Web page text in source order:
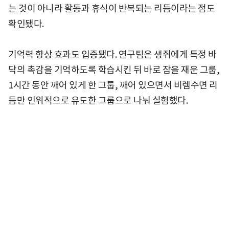
는 것이 아니라 활동과 휴식이 반복되는 리듬이라는 점도
확인됐다.
기억력 향상 효과도 입증됐다. 연구팀은 생쥐에게 특정 바
닥의 촉감을 기억하도록 학습시킨 뒤 바로 잠을 재운 그룹,
1시간 동안 깨어 있게 한 그룹, 깨어 있으면서 비렘수면 리
듬만 인위적으로 유도한 그룹으로 나눠 실험했다.